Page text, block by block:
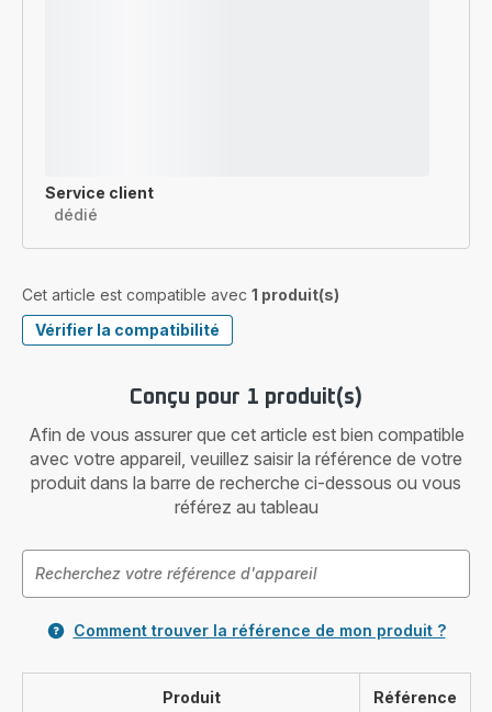
Service client
dédié
Cet article est compatible avec 1 produit(s)
Vérifier la compatibilité
Conçu pour 1 produit(s)
Afin de vous assurer que cet article est bien compatible
avec votre appareil, veuillez saisir la référence de votre
produit dans la barre de recherche ci-dessous ou vous
référez au tableau
Comment trouver la référence de mon produit ?
Produit Référence